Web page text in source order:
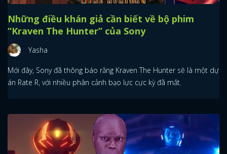
Những điều khán giả cần biết về bộ phim
“Kraven The Hunter” của Sony
Yasha
Mới đây, Sony đã thông báo rằng Kraven The Hunter sẽ là một dự
án Rate R, với nhiều phân cảnh bạo lực cực kỳ đã mắt.